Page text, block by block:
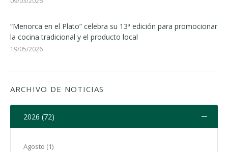
“Menorca en el Plato” celebra su 13ª edición para promocionar
la cocina tradicional y el producto local
19/05/2026
ARCHIVO DE NOTICIAS
2026 (72)
Agosto (1)